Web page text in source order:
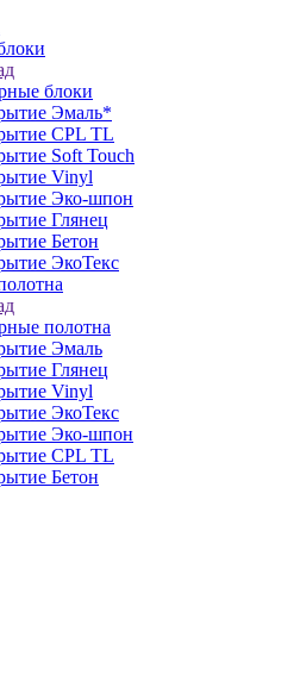
блоки
Эмаль*
CPL TL
Soft Touch
Vinyl
Эко-шпон
Глянец
Бетон
ЭкоТекс
полотна
Эмаль
Глянец
Vinyl
ЭкоТекс
Эко-шпон
CPL TL
Бетон